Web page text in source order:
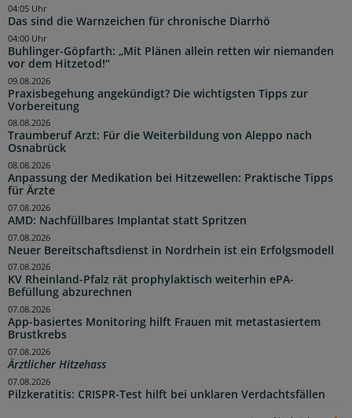
Das sind die Warnzeichen für chronische Diarrhö
04:05 Uhr
Buhlinger-Göpfarth: „Mit Plänen allein retten wir niemanden
vor dem Hitzetod!“
04:00 Uhr
Praxisbegehung angekündigt? Die wichtigsten Tipps zur
Vorbereitung
09.08.2026
Traumberuf Arzt: Für die Weiterbildung von Aleppo nach
Osnabrück
08.08.2026
Anpassung der Medikation bei Hitzewellen: Praktische Tipps
für Ärzte
08.08.2026
AMD: Nachfüllbares Implantat statt Spritzen
07.08.2026
Neuer Bereitschaftsdienst in Nordrhein ist ein Erfolgsmodell
07.08.2026
KV Rheinland-Pfalz rät prophylaktisch weiterhin ePA-
Befüllung abzurechnen
07.08.2026
App-basiertes Monitoring hilft Frauen mit metastasiertem
Brustkrebs
07.08.2026
Ärztlicher Hitzehass
07.08.2026
Pilzkeratitis: CRISPR-Test hilft bei unklaren Verdachtsfällen
07.08.2026